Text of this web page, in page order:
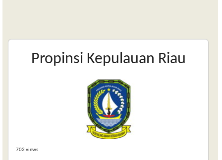
Propinsi Kepulauan Riau
702 views